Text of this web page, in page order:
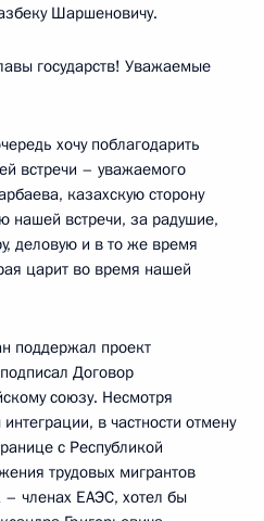
Шаршеновичу.
государств! Уважаемые
хочу поблагодарить
встречи – уважаемого
казахскую сторону
нашей встречи, за радушие,
деловую и в то же время
царит во время нашей
поддержал проект
Договор
союзу. Несмотря
в частности отмену
с Республикой
трудовых мигрантов
– членах ЕАЭС, хотел бы